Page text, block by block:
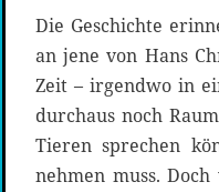
Die Geschichte
an jene von Hans
Zeit – irgendwo in
durchaus noch
Tieren sprechen
nehmen muss.